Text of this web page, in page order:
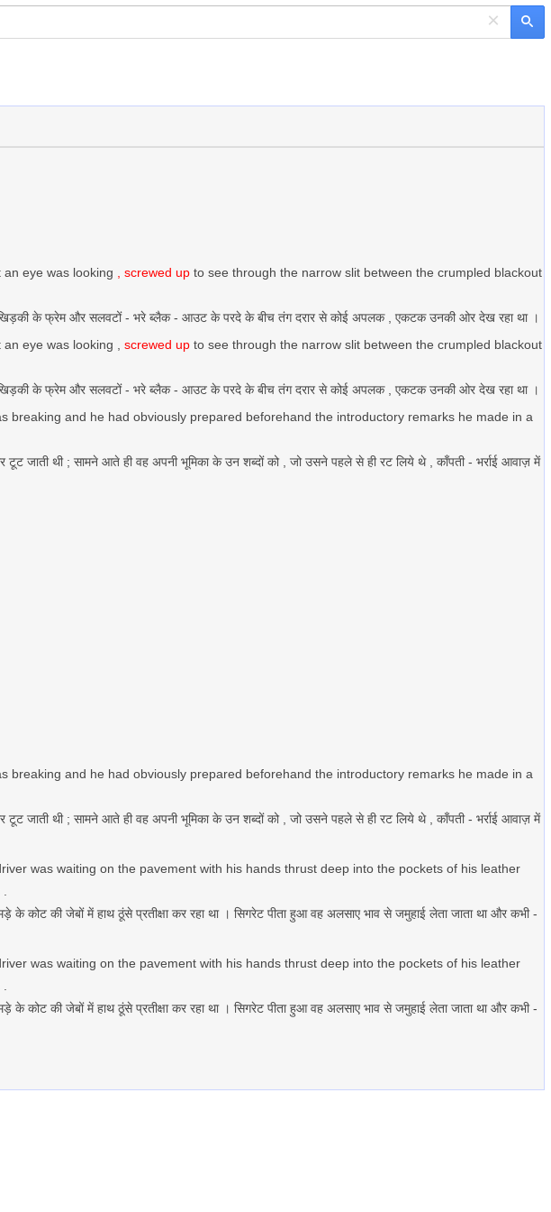
×
eye was looking
, screwed up to see through the narrow slit between the crumpled blackout
के फ्रेम और सलवटों - भरे ब्लैक - आउट के परदे के बीच तंग दरार से कोई अपलक , एकटक उनकी ओर देख रहा था ।
eye was looking , screwed up to see through the narrow slit between the crumpled blackout
के फ्रेम और सलवटों - भरे ब्लैक - आउट के परदे के बीच तंग दरार से कोई अपलक , एकटक उनकी ओर देख रहा था ।
breaking and he had obviously prepared beforehand the introductory remarks he made in a
थी ; सामने आते ही वह अपनी भूमिका के उन शब्दों को , जो उसने पहले से ही रट लिये थे , काँपती - भर्राई आवाज़ में
breaking and he had obviously prepared beforehand the introductory remarks he made in a
थी ; सामने आते ही वह अपनी भूमिका के उन शब्दों को , जो उसने पहले से ही रट लिये थे , काँपती - भर्राई आवाज़ में
was waiting on the pavement with his hands thrust deep into the pockets of his leather
कोट की जेबों में हाथ ठूंसे प्रतीक्षा कर रहा था । सिगरेट पीता हुआ वह अलसाए भाव से जमुहाई लेता जाता था और कभी -
was waiting on the pavement with his hands thrust deep into the pockets of his leather
कोट की जेबों में हाथ ठूंसे प्रतीक्षा कर रहा था । सिगरेट पीता हुआ वह अलसाए भाव से जमुहाई लेता जाता था और कभी -